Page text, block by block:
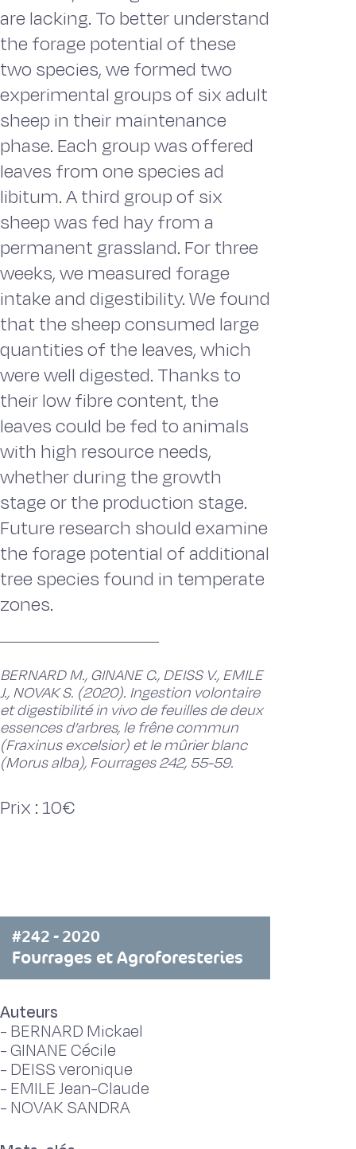
are lacking. To better understand
the forage potential of these
two species, we formed two
experimental groups of six adult
sheep in their maintenance
phase. Each group was offered
leaves from one species ad
libitum. A third group of six
sheep was fed hay from a
permanent grassland. For three
weeks, we measured forage
intake and digestibility. We found
that the sheep consumed large
quantities of the leaves, which
were well digested. Thanks to
their low fibre content, the
leaves could be fed to animals
with high resource needs,
whether during the growth
stage or the production stage.
Future research should examine
the forage potential of additional
tree species found in temperate
zones.
BERNARD M., GINANE C., DEISS V., EMILE
J., NOVAK S. (2020). Ingestion volontaire
et digestibilité in vivo de feuilles de deux
essences d’arbres, le frêne commun
(Fraxinus excelsior) et le mûrier blanc
(Morus alba), Fourrages 242, 55-59.
Prix : 10€
#242 - 2020
Fourrages et Agroforesteries
Auteurs
- BERNARD Mickael
-GINANE Cécile
- DEISS veronique
- EMILE Jean-Claude
- NOVAK SANDRA